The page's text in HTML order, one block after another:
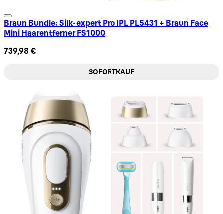
Braun Bundle: Silk-expert Pro IPL PL5431 + Braun Face
Mini Haarentferner FS1000
739,98 €
SOFORTKAUF